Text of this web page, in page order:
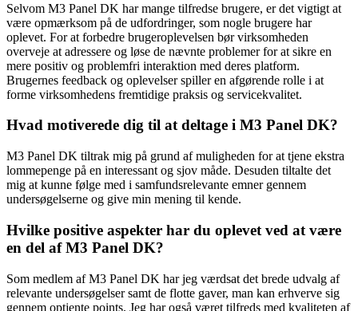
Selvom M3 Panel DK har mange tilfredse brugere, er det vigtigt at
være opmærksom på de udfordringer, som nogle brugere har
oplevet. For at forbedre brugeroplevelsen bør virksomheden
overveje at adressere og løse de nævnte problemer for at sikre en
mere positiv og problemfri interaktion med deres platform.
Brugernes feedback og oplevelser spiller en afgørende rolle i at
forme virksomhedens fremtidige praksis og servicekvalitet.
Hvad motiverede dig til at deltage i M3 Panel DK?
M3 Panel DK tiltrak mig på grund af muligheden for at tjene ekstra
lommepenge på en interessant og sjov måde. Desuden tiltalte det
mig at kunne følge med i samfundsrelevante emner gennem
undersøgelserne og give min mening til kende.
Hvilke positive aspekter har du oplevet ved at være
en del af M3 Panel DK?
Som medlem af M3 Panel DK har jeg værdsat det brede udvalg af
relevante undersøgelser samt de flotte gaver, man kan erhverve sig
gennem optjente points. Jeg har også været tilfreds med kvaliteten af